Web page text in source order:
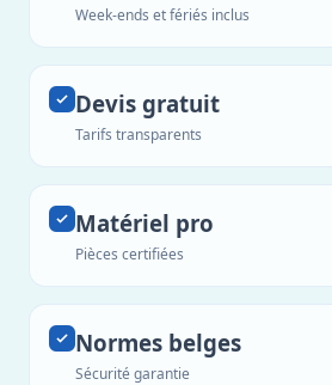
Week-ends et fériés inclus
Devis gratuit
Tarifs transparents
Matériel pro
Pièces certifiées
Normes belges
Sécurité garantie